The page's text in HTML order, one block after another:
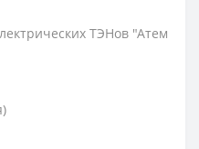
ТЭНов "Атем